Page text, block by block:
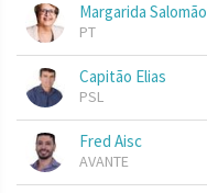
Margarida Salomão
PT
Capitão Elias
PSL
Fred Aisc
AVANTE